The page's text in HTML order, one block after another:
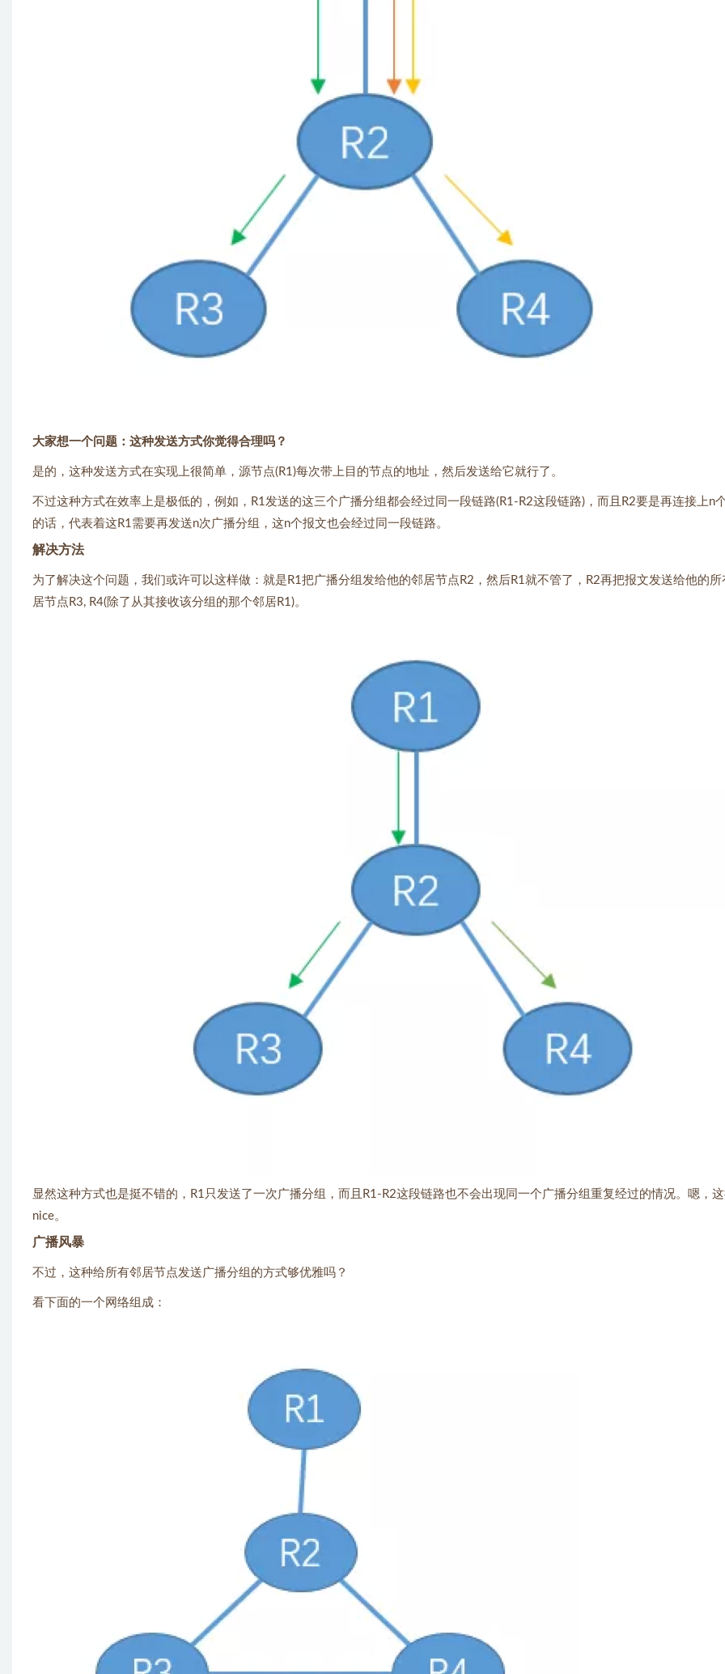
大家想一个问题：这种发送方式你觉得合理吗？
是的，这种发送方式在实现上很简单，源节点(R1)每次带上目的节点的地址，然后发送给它就行了。
不过这种方式在效率上是极低的，例如，R1发送的这三个广播分组都会经过同一段链路(R1-R2这段链路)，而且R2要是再连接上n
的话，代表着这R1需要再发送n次广播分组，这n个报文也会经过同一段链路。
解决方法
为了解决这个问题，我们或许可以这样做：就是R1把广播分组发给他的邻居节点R2，然后R1就不管了，R2再把报文发送给他的所
居节点R3, R4(除了从其接收该分组的那个邻居R1)。
显然这种方式也是挺不错的，R1只发送了一次广播分组，而且R1-R2这段链路也不会出现同一个广播分组重复经过的情况。嗯，
nice。
广播风暴
不过，这种给所有邻居节点发送广播分组的方式够优雅吗？
看下面的一个网络组成：